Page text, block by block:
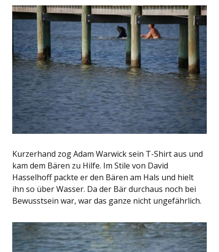
Kurzerhand zog Adam Warwick sein T-Shirt aus und
kam dem Bären zu Hilfe. Im Stile von David
Hasselhoff packte er den Bären am Hals und hielt
ihn so über Wasser. Da der Bär durchaus noch bei
Bewusstsein war, war das ganze nicht ungefährlich.